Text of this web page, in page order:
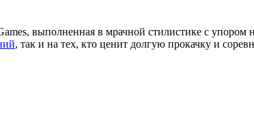
выполненная в мрачной стилистике с
, так и на тех, кто ценит долгую прокачку и